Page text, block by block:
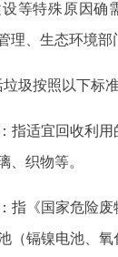
等特殊原因确
理、生态环境部
圾按照以下标
指适宜回收利
、织物等。
指《国家危险
（镉镍电池、